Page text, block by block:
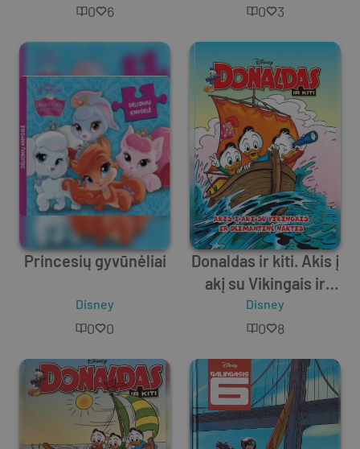
0 6
troliais
0 3
Princesių gyvūnėliai
Disney
0 0
Donaldas ir kiti. Akis į
akį su Vikingais ir
deimantinė naktis
Disney
0 8